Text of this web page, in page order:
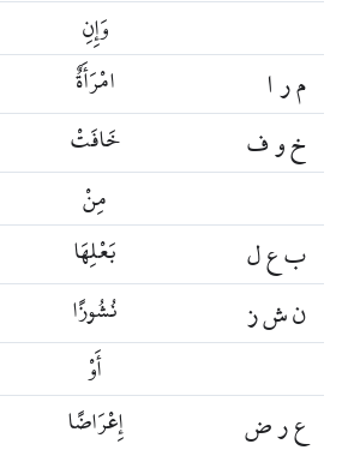
وَإِنِ
امْرَأَةٌ م ر ا
خَافَتْ خ و ف
مِنْ
بَعْلِهَا ب ع ل
نُشُوزًا ن ش ز
أَوْ
إِعْرَاضًا ع ر ض